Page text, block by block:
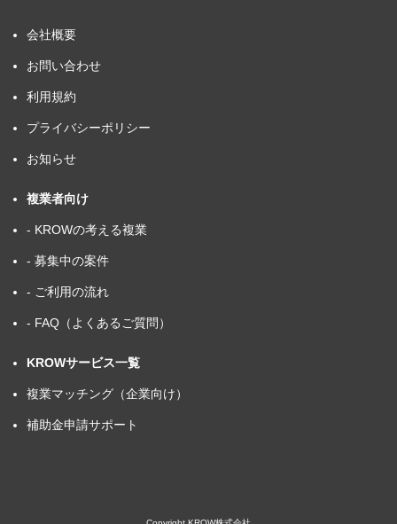
会社概要
お問い合わせ
利用規約
プライバシーポリシー
お知らせ
複業者向け
- KROWの考える複業
- 募集中の案件
- ご利用の流れ
- FAQ（よくあるご質問）
KROWサービス一覧
複業マッチング（企業向け）
補助金申請サポート